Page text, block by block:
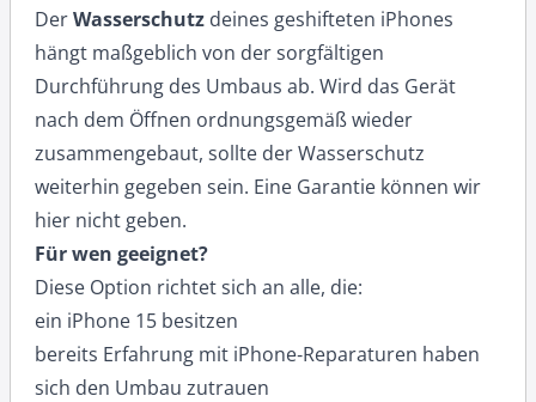
DerWasserschutz deines geshifteten iPhones
hängt maßgeblich von der sorgfältigen
Durchführung des Umbaus ab. Wird das Gerät
nach dem Öffnen ordnungsgemäß wieder
zusammengebaut, sollte der Wasserschutz
weiterhin gegeben sein. Eine Garantie können wir
hier nicht geben.
Für wen geeignet?
Diese Option richtet sich an alle, die:
ein iPhone 15 besitzen
bereits Erfahrung mit iPhone‑Reparaturen haben
sich den Umbau zutrauen